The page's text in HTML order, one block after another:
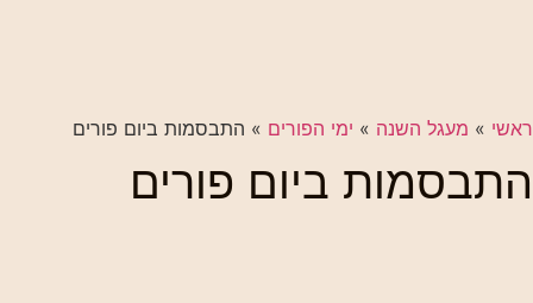
ראשי » מעגל השנה » ימי הפורים » התבסמות ביום פורים
התבסמות ביום פורים